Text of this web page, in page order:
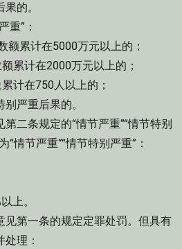
的。
”：
累计在5000万元以上的；
累计在2000万元以上的；
计在750人以上的；
严重后果的。
二条规定的“情节严重”“情节特别
情节严重”“情节特别严重”：
上。
第一条的规定定罪处罚。但具有
理：